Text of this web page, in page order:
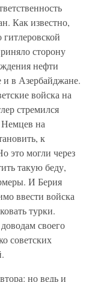
Как известно,
гитлеровской
сторону
нефти
и в Азербайджане.
войска на
стремился
на
к
это могли через
такую беду,
И Берия
ввести войска
турки.
своего
советских
но ведь и